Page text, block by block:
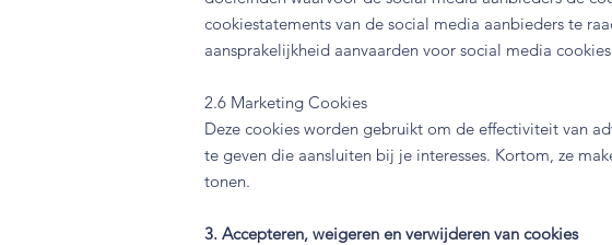
cookiestatements van de social media aanbieders te
aansprakelijkheid aanvaarden voor social media
2.6 Marketing Cookies
Deze cookies worden gebruikt om de effectiviteit van
te geven die aansluiten bij je interesses. Kortom, ze
tonen.
3. Accepteren, weigeren en verwijderen van cookies